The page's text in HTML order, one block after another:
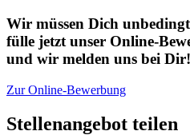
Wir müssen Dich
fülle jetzt unser Online-
und wir melden uns bei Dir!
Zur Online-BewerbungZur Online-
Stellenangebot teilen